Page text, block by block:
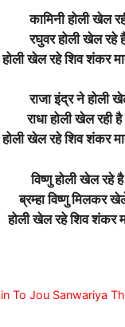
कामिनी होली खेल
रघुवर होली खेल रहे
होली खेल रहे शिव शंकर
राजा इंद्र ने होली
राधा होली खेल रही
होली खेल रहे शिव शंकर
विष्णु होली खेल रहे
ब्रम्हा विष्णु मिलकर
होली खेल रहे शिव शंकर
Main To Jou Sanwariya